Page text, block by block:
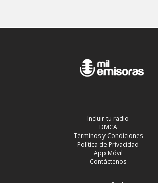
Incluir tu radio
DMCA
Términos y Condiciones
Política de Privacidad
App Móvil
Contáctenos